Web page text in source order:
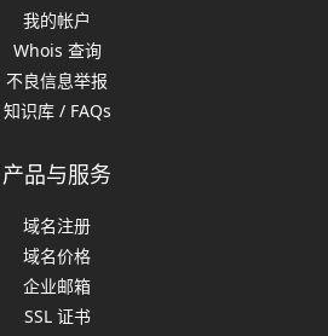
我的帐户
Whois 查询
不良信息举报
知识库 / FAQs
产品与服务
域名注册
域名价格
企业邮箱
SSL 证书